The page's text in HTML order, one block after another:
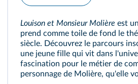
Louison et Monsieur Molière est
prend comme toile de fond le
siècle. Découvrez le parcours
une jeune fille qui vit dans
fascination pour le métier de
personnage de Molière, qu'elle